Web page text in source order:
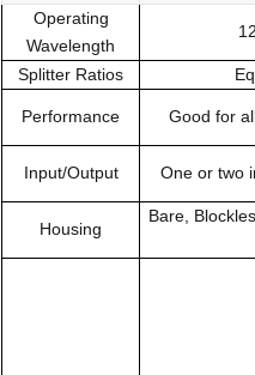
Operating
Wavelength
Splitter Ratios
Performance Good for
Input/Output One or two
Housing
Bare,